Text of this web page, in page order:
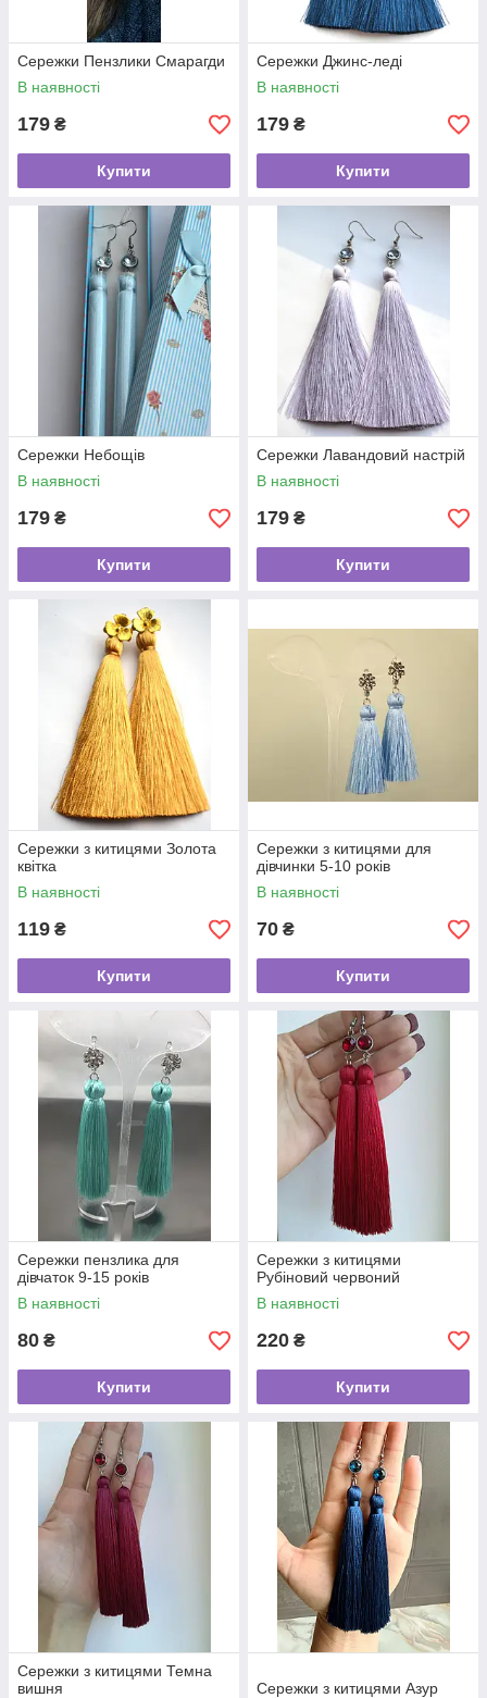
Сережки Пензлики Смарагди
В наявності
179 ₴
Купити
Сережки Джинс-леді
В наявності
179 ₴
Купити
Сережки Небощів
В наявності
179 ₴
Купити
Сережки Лавандовий настрій
В наявності
179 ₴
Купити
Сережки з китицями Золота
квітка
В наявності
119 ₴
Купити
Сережки з китицями для
дівчинки 5-10 років
В наявності
70 ₴
Купити
Сережки пензлика для
дівчаток 9-15 років
В наявності
80 ₴
Купити
Сережки з китицями
Рубіновий червоний
В наявності
220 ₴
Купити
Сережки з китицями Темна
вишня
Сережки з китицями Азур